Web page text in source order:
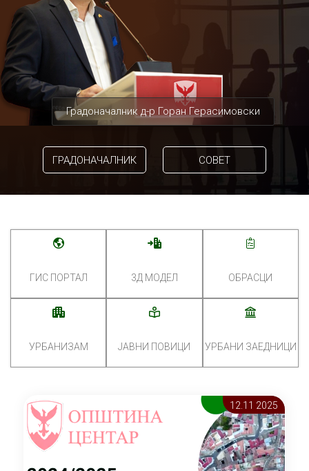
Градоначалник д-р Горан Герасимовски
ГРАДОНАЧАЛНИК СОВЕТ
ГИС ПОРТАЛ 3Д МОДЕЛ ОБРАСЦИ
УРБАНИЗАМ ЈАВНИ ПОВИЦИ УРБАНИ ЗАЕДНИЦИ
12.11 2025